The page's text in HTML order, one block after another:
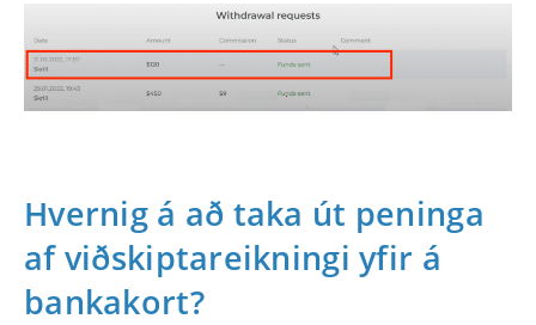
Hvernig á að taka út peninga
af viðskiptareikningi yfir á
bankakort?